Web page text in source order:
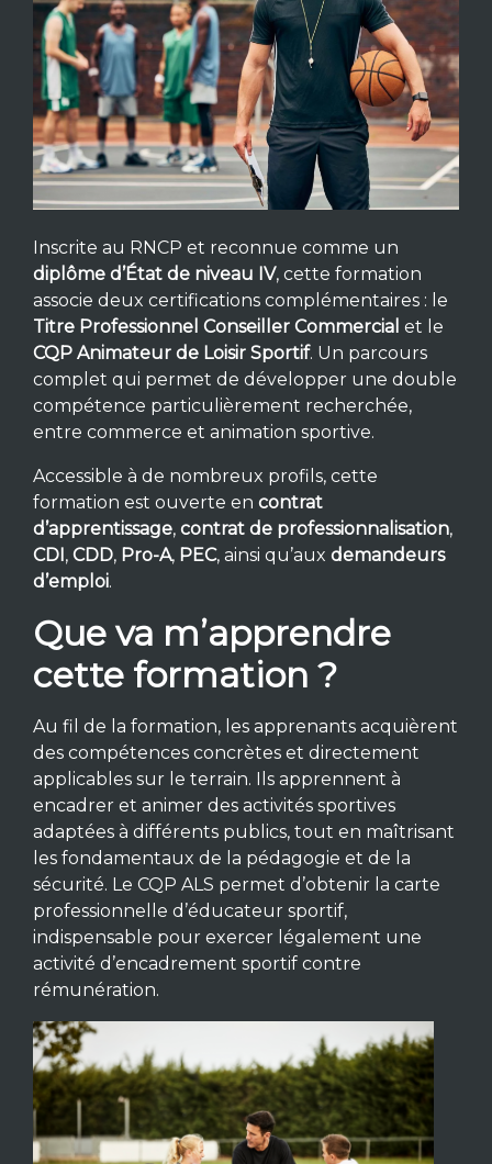
Inscrite au RNCP et reconnue comme un
diplôme d’État de niveau IV, cette formation
associe deux certifications complémentaires : le
Titre Professionnel Conseiller Commercial et le
CQP Animateur de Loisir Sportif. Un parcours
complet qui permet de développer une double
compétence particulièrement recherchée,
entre commerce et animation sportive.
Accessible à de nombreux profils, cette
formation est ouverte en contrat
d’apprentissage, contrat de professionnalisation,
CDI, CDD, Pro-A, PEC, ainsi qu’aux demandeurs
d’emploi.
Que va m’apprendre
cette formation ?
Au fil de la formation, les apprenants acquièrent
des compétences concrètes et directement
applicables sur le terrain. Ils apprennent à
encadrer et animer des activités sportives
adaptées à différents publics, tout en maîtrisant
les fondamentaux de la pédagogie et de la
sécurité. Le CQP ALS permet d’obtenir la carte
professionnelle d’éducateur sportif,
indispensable pour exercer légalement une
activité d’encadrement sportif contre
rémunération.